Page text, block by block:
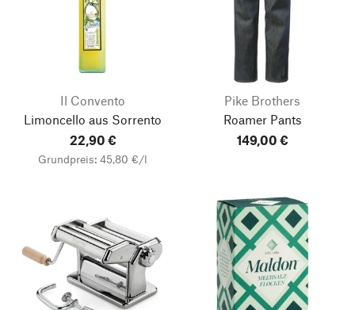
Il Convento
Limoncello aus Sorrento
22,90 €
Grundpreis: 45,80 €/l
Pike Brothers
Roamer Pants
149,00 €